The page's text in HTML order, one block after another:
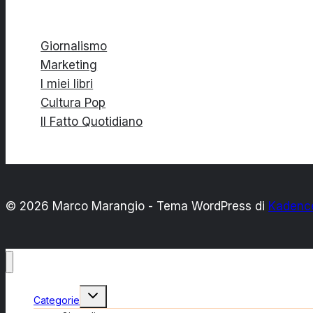
Giornalismo
Marketing
I miei libri
Cultura Pop
Il Fatto Quotidiano
© 2026 Marco Marangio - Tema WordPress di
Categorie
Alterna